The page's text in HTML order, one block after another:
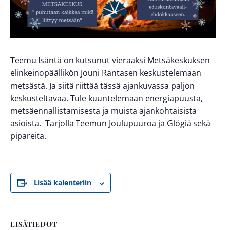
Teemu Isäntä on kutsunut vieraaksi Metsäkeskuksen
elinkeinopäällikön Jouni Rantasen keskustelemaan
metsästä. Ja siitä riittää tässä ajankuvassa paljon
keskusteltavaa. Tule kuuntelemaan energiapuusta,
metsäennallistamisesta ja muista ajankohtaisista
asioista. Tarjolla Teemun Joulupuuroa ja Glögiä sekä
pipareita.
Lisää kalenteriin
LISÄTIEDOT